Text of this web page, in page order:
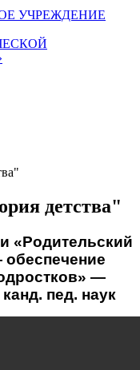
УЧРЕЖДЕНИЕ
детства"
«Родительский
обеспечение
—
пед. наук